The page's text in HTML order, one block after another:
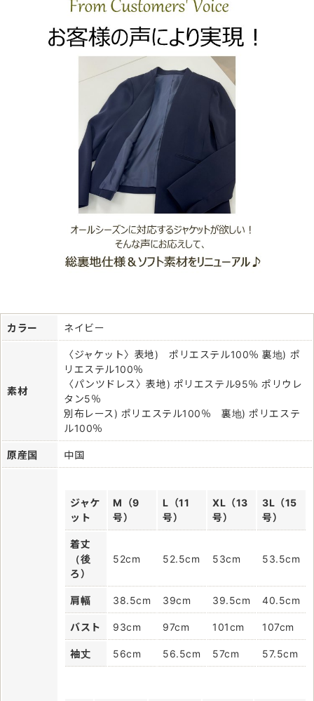
カラー ネイビー
素材
〈ジャケット〉表地) ポリエステル100％ 裏地) ポ
リエステル100％
〈パンツドレス〉表地) ポリエステル95％ ポリウレ
タン5％
別布レース) ポリエステル100％ 裏地) ポリエステ
ル100％
原産国 中国
ジャケ
ット
M（9
号）
L（11
号）
XL（13
号）
3L（15
号）
着丈
（後
ろ）
52cm 52.5cm 53cm 53.5cm
肩幅 38.5cm 39cm 39.5cm 40.5cm
バスト 93cm 97cm 101cm 107cm
袖丈 56cm 56.5cm 57cm 57.5cm